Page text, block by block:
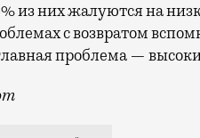
из них жалуются на
с возвратом
проблема —